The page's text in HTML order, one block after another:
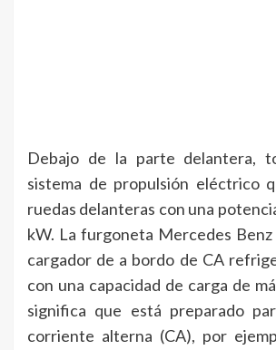
Debajo de la parte delantera,
sistema de propulsión eléctrico
ruedas delanteras con una
kW. La furgoneta Mercedes
cargador de a bordo de CA
con una capacidad de carga de
significa que está preparado
corriente alterna (CA), por